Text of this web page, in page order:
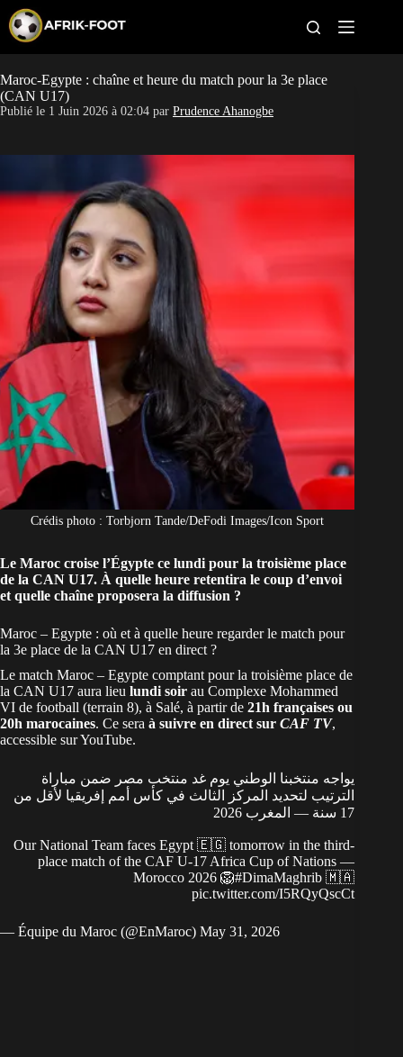
p
t
o
c
o
t
t
CAN féminine
Clubs
Classement
Paris sportifs
Maroc-Egypte : chaîne et heure du match pour la 3e place
(CAN U17)
Publié le 1 Juin 2026 à 02:04 par Prudence Ahanogbe
Crédis photo : Torbjorn Tande/DeFodi Images/Icon Sport
Le Maroc croise l’Égypte ce lundi pour la troisième place
de la CAN U17. À quelle heure retentira le coup d’envoi
et quelle chaîne proposera la diffusion ?
Maroc – Egypte : où et à quelle heure regarder le match pour
la 3e place de la CAN U17 en direct ?
Le match Maroc – Egypte comptant pour la troisième place de
la CAN U17 aura lieu lundi soir au Complexe Mohammed
VI de football (terrain 8), à Salé, à partir de 21h françaises ou
20h marocaines. Ce sera à suivre en direct sur CAF TV,
accessible sur YouTube.
يواجه منتخبنا الوطني يوم غد منتخب مصر ضمن مباراة
الترتيب لتحديد المركز الثالث في كأس أمم إفريقيا لأقل من
17 سنة — المغرب 2026
Our National Team faces Egypt 🇪🇬 tomorrow in the third-
place match of the CAF U-17 Africa Cup of Nations —
Morocco 2026 🦁#DimaMaghrib 🇲🇦
pic.twitter.com/I5RQyQscCt
— Équipe du Maroc (@EnMaroc) May 31, 2026